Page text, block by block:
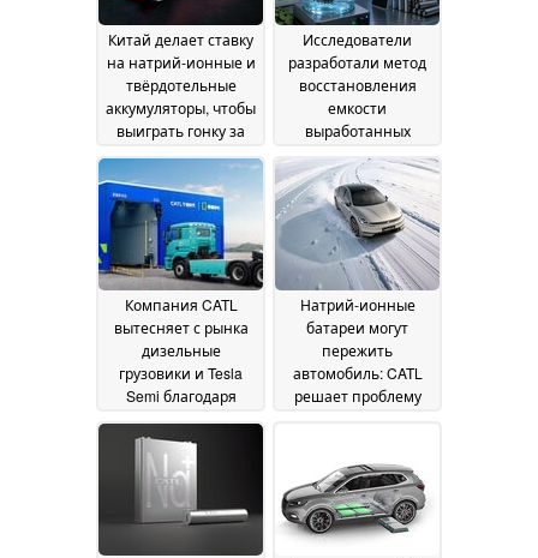
Китай делает ставку
на натрий-ионные и
твёрдотельные
аккумуляторы, чтобы
выиграть гонку за
электромобили
следующего
поколения20 July 2026
Исследователи
разработали метод
восстановления
емкости
выработанных
литиевых
аккумуляторов почти
до 100 % 28 June 2026
Компания CATL
вытесняет с рынка
дизельные
грузовики и Tesla
Semi благодаря
глобальной сети
пунктов замены
аккумуляторов
2026
Натрий-ионные
батареи могут
пережить
автомобиль: CATL
решает проблему
погоду с помощью
простых замен08 June
2026